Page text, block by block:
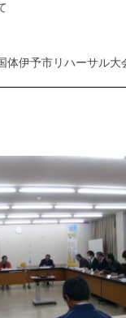
伊予市リハーサル大